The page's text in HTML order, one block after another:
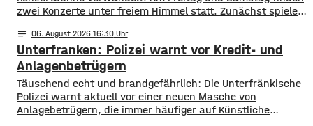
zwei Konzerte unter freiem Himmel statt. Zunächst spielen
Samstag ist dann das Konzert des Duos Fast Boy. Das
Konzert von Roy Bianco und den Abbrunzati Boys ist
ausverkauft, rund 16.000 Menschen werden
notes 06. August 2026 16:30
Unterfranken: Polizei warnt vor Kredit- und
Anlagenbetrügern
​​Täuschend echt und brandgefährlich: Die Unterfränkische
Polizei warnt aktuell vor einer neuen Masche von
Anlagebetrügern, die immer häufiger auf Künstliche